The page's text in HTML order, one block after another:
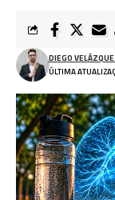
ÚLTIMA
DIEGO